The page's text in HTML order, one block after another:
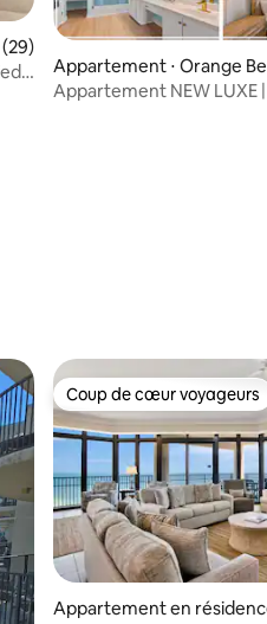
moyenne sur la base de 29
Appartement ⋅ Orange
Appartement NEW LUXE
Coup de cœur voyageurs
Coup de cœur voyageurs
Appartement en